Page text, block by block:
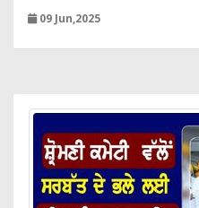
09 Jun,2025